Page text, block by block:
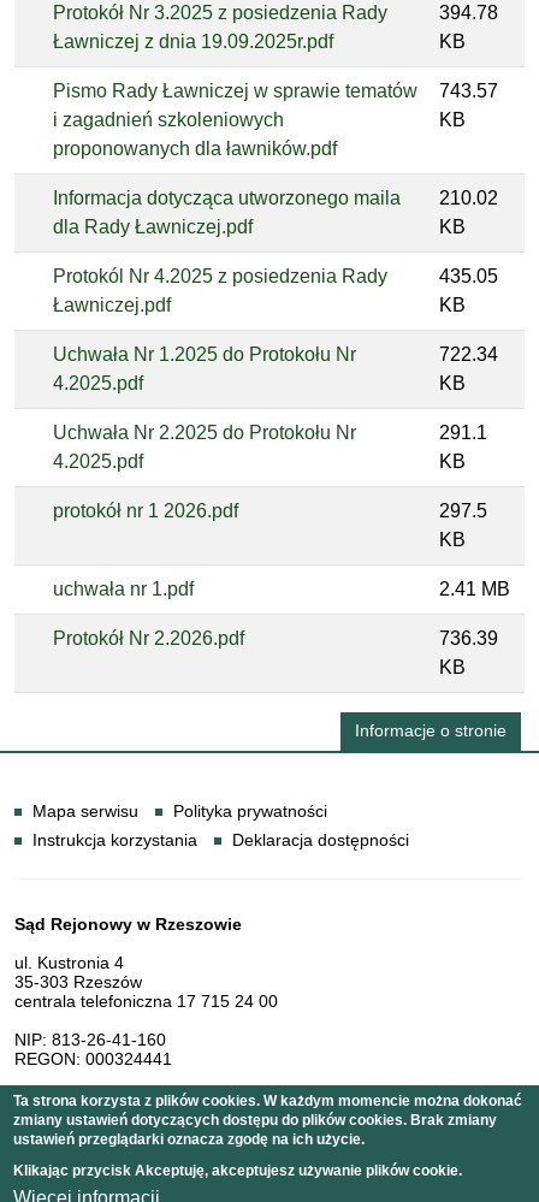
Protokół Nr 3.2025 z posiedzenia Rady
Ławniczej z dnia 19.09.2025r.pdf
394.78
KB
Pismo Rady Ławniczej w sprawie tematów
i zagadnień szkoleniowych
proponowanych dla ławników.pdf
743.57
KB
Informacja dotycząca utworzonego maila
dla Rady Ławniczej.pdf
210.02
KB
Protokól Nr 4.2025 z posiedzenia Rady
Ławniczej.pdf
435.05
KB
Uchwała Nr 1.2025 do Protokołu Nr
4.2025.pdf
722.34
KB
Uchwała Nr 2.2025 do Protokołu Nr
4.2025.pdf
291.1
KB
protokół nr 1 2026.pdf
297.5
KB
uchwała nr 1.pdf 2.41 MB
Protokół Nr 2.2026.pdf
736.39
KB
Informacje o stronie
Mapa serwisu
Polityka prywatności
Instrukcja korzystania
Deklaracja dostępności
Dane teleadresowe
Sąd Rejonowy w Rzeszowie
ul. Kustronia 4
35-303 Rzeszów
centrala telefoniczna 17 715 24 00
NIP: 813-26-41-160
REGON: 000324441
Serwis pełni funkcję strony Biuletynu Informacji Publicznej
Ta strona korzysta z plików cookies. W każdym momencie można dokonać
zmiany ustawień dotyczących dostępu do plików cookies. Brak zmiany
ustawień przeglądarki oznacza zgodę na ich użycie.
Klikając przycisk Akceptuję, akceptujesz używanie plików cookie.
Więcej informacji